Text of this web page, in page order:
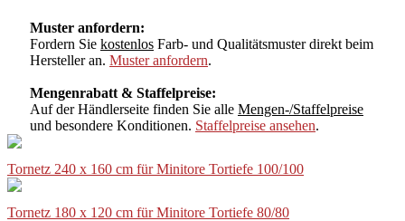
Muster anfordern:
Fordern Sie kostenlos Farb- und Qualitätsmuster direkt beim
Hersteller an. Muster anfordern.
Mengenrabatt & Staffelpreise:
Auf der Händlerseite finden Sie alle Mengen-/Staffelpreise
und besondere Konditionen. Staffelpreise ansehen.
Tornetz 240 x 160 cm für Minitore Tortiefe 100/100
Tornetz 180 x 120 cm für Minitore Tortiefe 80/80